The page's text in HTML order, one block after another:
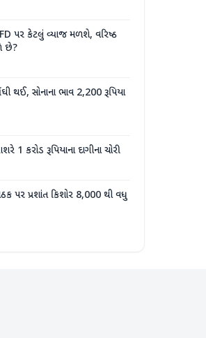
પર કેટલું વ્યાજ મળશે, વરિષ્ઠ
છે?
થઈ, સોનાના ભાવ 2,200 રૂપિયા
1 કરોડ રૂપિયાના દાગીના ચોરી
પર પ્રશાંત કિશોર 8,000 થી વધુ